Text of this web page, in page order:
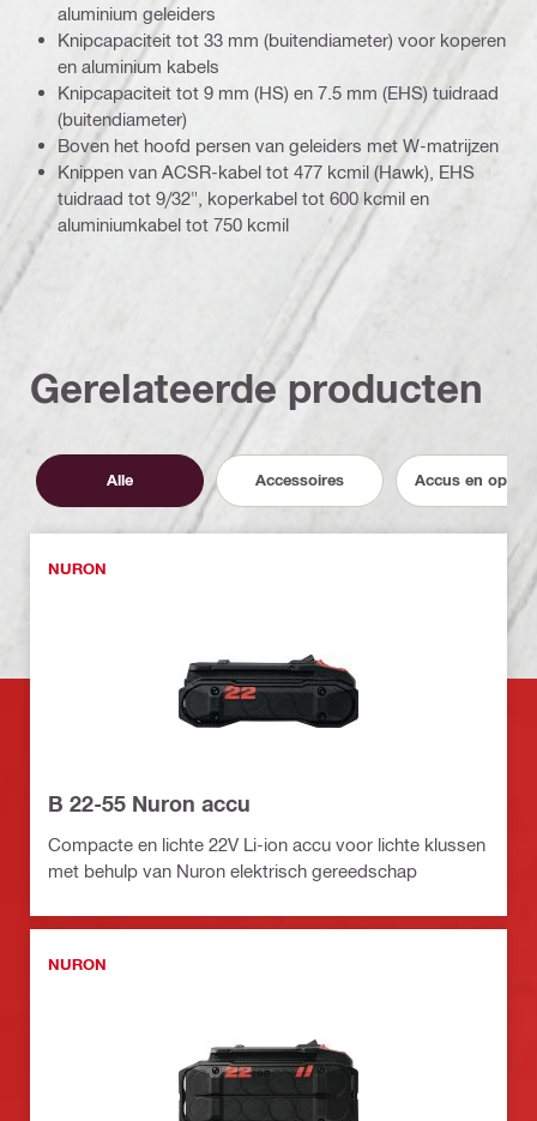
aluminium geleiders
Knipcapaciteit tot 33 mm (buitendiameter) voor koperen
en aluminium kabels
Knipcapaciteit tot 9 mm (HS) en 7.5 mm (EHS) tuidraad
(buitendiameter)
Boven het hoofd persen van geleiders met W-matrijzen
Knippen van ACSR-kabel tot 477 kcmil (Hawk), EHS
tuidraad tot 9/32", koperkabel tot 600 kcmil en
aluminiumkabel tot 750 kcmil
Gerelateerde producten
Alle Accessoires Accus en
NURON
B 22-55 Nuron accu
Compacte en lichte 22V Li-ion accu voor lichte klussen
met behulp van Nuron elektrisch gereedschap
NURON